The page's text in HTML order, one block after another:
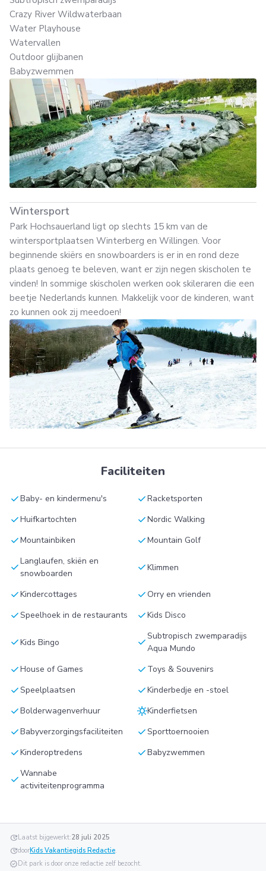
Crazy River Wildwaterbaan
Water Playhouse
Watervallen
Outdoor glijbanen
Babyzwemmen
Wintersport
Park Hochsauerland ligt op slechts 15 km van de
wintersportplaatsen Winterberg en Willingen. Voor
beginnende skiërs en snowboarders is er in en rond deze
plaats genoeg te beleven, want er zijn negen skischolen te
vinden! In sommige skischolen werken ook skileraren die een
beetje Nederlands kunnen. Makkelijk voor de kinderen, want
zo kunnen ook zij meedoen!
Faciliteiten
checkBaby- en kindermenu's checkRacketsporten
checkHuifkartochten checkNordic Walking
checkMountainbiken checkMountain Golf
checkLanglaufen, skiën en
snowboarden
checkKlimmen
checkKindercottages check Orry en vrienden
checkSpeelhoek in de restaurants checkKids Disco
checkKids Bingo checkSubtropisch zwemparadijs
Aqua Mundo
checkHouse of Games check Toys & Souvenirs
checkSpeelplaatsen checkKinderbedje en -stoel
checkBolderwagenverhuur sunnyKinderfietsen
checkBabyverzorgingsfaciliteiten checkSporttoernooien
checkKinderoptredens checkBabyzwemmen
checkWannabe
activiteitenprogramma
updateLaatst bijgewerkt:28 juli 2025
updatedoorKids Vakantiegids Redactie.
verifiedDit park is door onze redactie zelf bezocht.